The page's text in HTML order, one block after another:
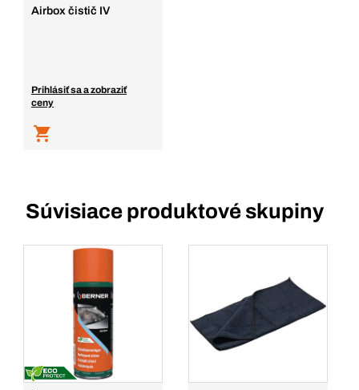
Airbox čistič IV
Prihlásiť sa a zobraziť
ceny
Súvisiace produktové skupiny